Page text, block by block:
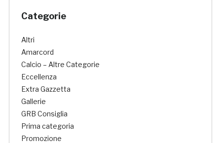
Categorie
Altri
Amarcord
Calcio – Altre Categorie
Eccellenza
Extra Gazzetta
Gallerie
GRB Consiglia
Prima categoria
Promozione